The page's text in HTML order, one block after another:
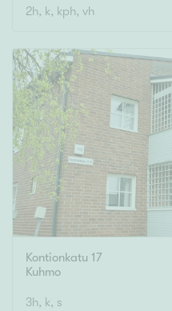
Oma sauna
Senioriasunto
2h, k, kph, vh
Kontionkatu 17
Kuhmo
3h, k, s